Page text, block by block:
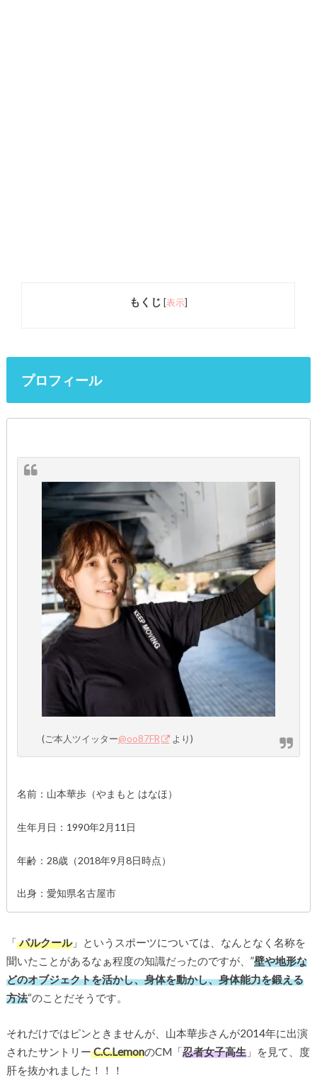
もくじ [表示]
プロフィール
(ご本人ツイッター@oo87FR より)
名前：山本華歩（やまもと はなほ）
生年月日：1990年2月11日
年齢：28歳（2018年9月8日時点）
出身：愛知県名古屋市
「パルクール」というスポーツについては、なんとなく名称を
聞いたことがあるなぁ程度の知識だったのですが、”壁や地形な
どのオブジェクトを活かし、身体を動かし、身体能力を鍛える
方法“のことだそうです。
それだけではピンときませんが、山本華歩さんが2014年に出演
されたサントリーC.C.LemonのCM「忍者女子高生」を見て、度
肝を抜かれました！！！